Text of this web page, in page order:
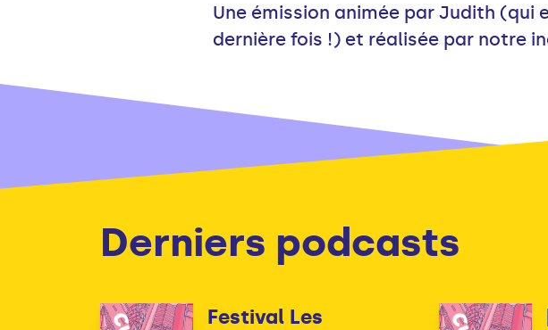
Une émission animée par Judith (qui
dernière fois !) et réalisée par notre
Derniers podcasts
Festival Les